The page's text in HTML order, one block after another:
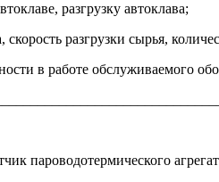
разгрузку автоклава;
скорость разгрузки сырья,
в работе обслуживаемого
пароводотермического